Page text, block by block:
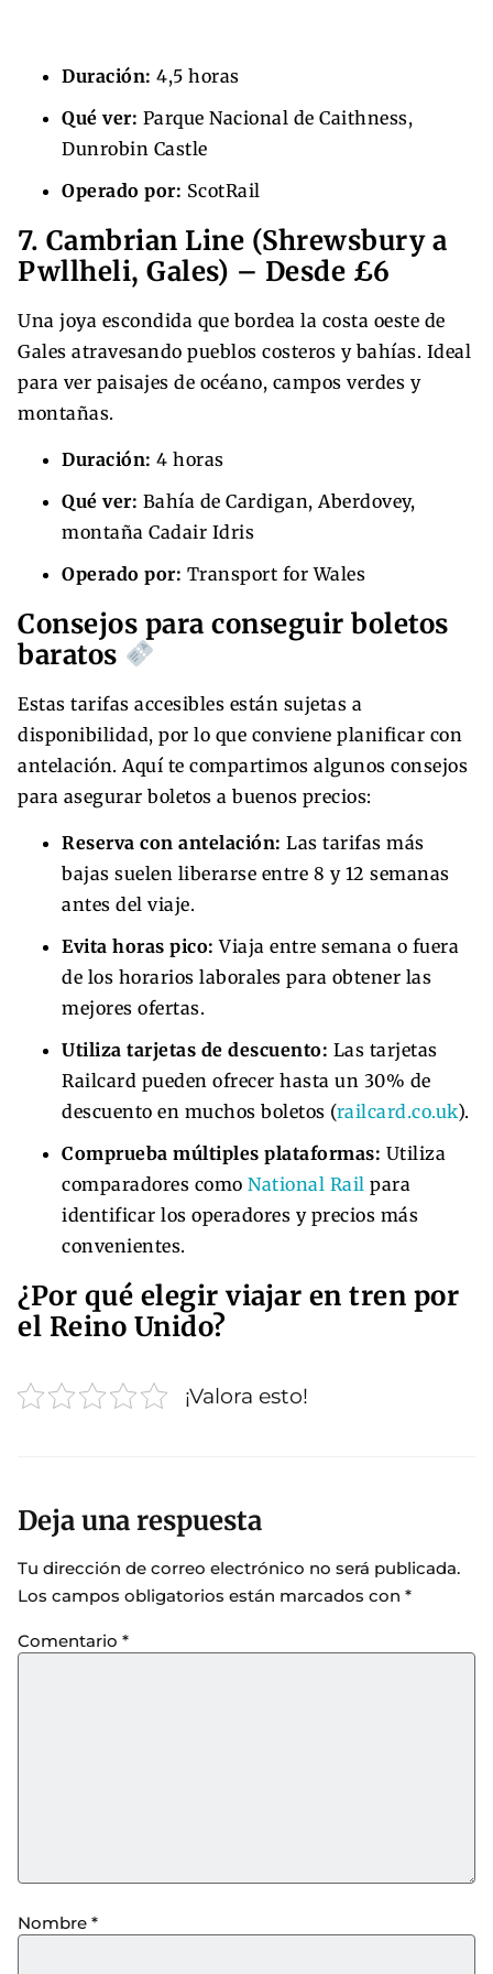
Duración: 4,5 horas
Qué ver: Parque Nacional de Caithness,
Dunrobin Castle
Operado por: ScotRail
7. Cambrian Line (Shrewsbury a
Pwllheli, Gales) – Desde £6
Una joya escondida que bordea la costa oeste de
Gales atravesando pueblos costeros y bahías. Ideal
para ver paisajes de océano, campos verdes y
montañas.
Duración: 4 horas
Qué ver: Bahía de Cardigan, Aberdovey,
montaña Cadair Idris
Operado por: Transport for Wales
Consejos para conseguir boletos
baratos
Estas tarifas accesibles están sujetas a
disponibilidad, por lo que conviene planificar con
antelación. Aquí te compartimos algunos consejos
para asegurar boletos a buenos precios:
Reserva con antelación: Las tarifas más
bajas suelen liberarse entre 8 y 12 semanas
antes del viaje.
Evita horas pico: Viaja entre semana o fuera
de los horarios laborales para obtener las
mejores ofertas.
Utiliza tarjetas de descuento: Las tarjetas
Railcard pueden ofrecer hasta un 30% de
descuento en muchos boletos (railcard.co.uk).
Comprueba múltiples plataformas: Utiliza
comparadores como National Rail para
identificar los operadores y precios más
convenientes.
¿Por qué elegir viajar en tren por
el Reino Unido?
¡Valora esto!
Deja una respuesta
Tu dirección de correo electrónico no será publicada.
Los campos obligatorios están marcados con *
Comentario *
Nombre *